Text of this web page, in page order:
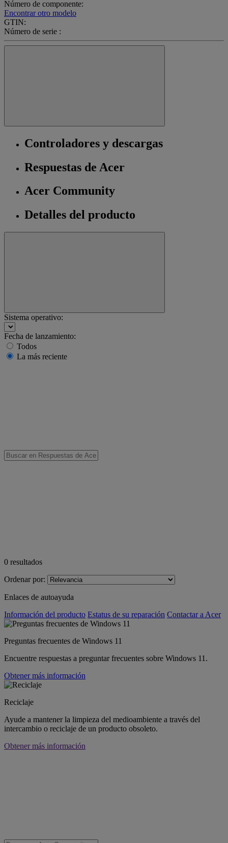
Número de componente:
Encontrar otro modelo
GTIN:
Número de serie :
Controladores y descargas
Respuestas de Acer
Acer Community
Detalles del producto
Sistema operativo:
Fecha de lanzamiento:
Todos
La más reciente
0 resultados
Ordenar por:
Enlaces de autoayuda
Información del producto Estatus de su reparación Contactar a Acer
Preguntas frecuentes de Windows 11
Encuentre respuestas a preguntar frecuentes sobre Windows 11.
Obtener más información
Reciclaje
Ayude a mantener la limpieza del medioambiente a través del
intercambio o reciclaje de un producto obsoleto.
Obtener más información